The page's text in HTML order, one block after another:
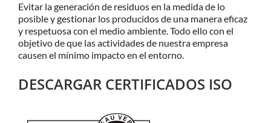
Evitar la generación de residuos en la medida de lo
posible y gestionar los producidos de una manera eficaz
y respetuosa con el medio ambiente. Todo ello con el
objetivo de que las actividades de nuestra empresa
causen el mínimo impacto en el entorno.
DESCARGAR CERTIFICADOS ISO